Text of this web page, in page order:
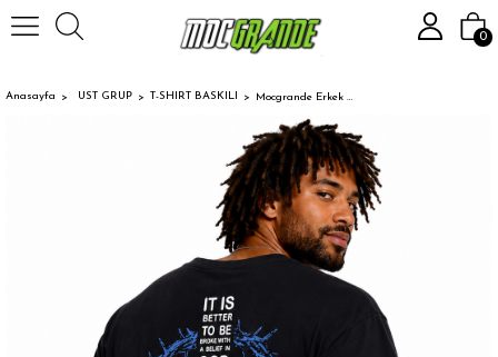
0
Anasayfa UST GRUP T-SHIRT BASKILI Mocgrande Erkek Büyük Beden Sıfır Yaka Tişört Over Fear 26151 LACIVERT